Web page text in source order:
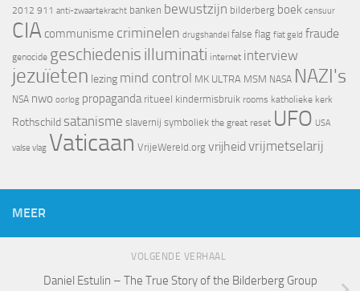
2012 911 anti-zwaartekracht banken bewustzijn bilderberg boek censuur
CIA communisme criminelen drugshandel false flag fiat geld fraude
genocide geschiedenis illuminati internet interview
jezuïeten lezing mind control MK ULTRA MSM NASA NAZI's
NSA nwo oorlog propaganda ritueel kindermisbruik rooms katholieke kerk
Rothschild satanisme slavernij symboliek the great reset UFO USA
valse vlag Vaticaan VrijeWereld.org vrijheid vrijmetselarij
MEER
VOLGENDE VERHAAL
Daniel Estulin – The True Story of the Bilderberg Group